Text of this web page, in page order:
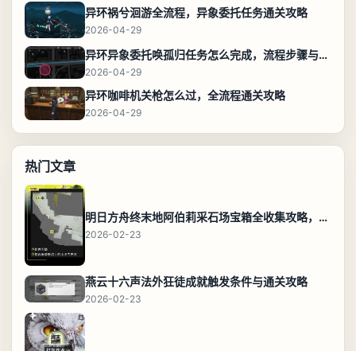
异环祸兮洄游全流程，异象委托任务通关攻略
2026-04-29
异环异象委托唤孤归任务怎么完成，流程步骤与位置攻略
2026-04-29
异环咖啡机关枪怎么过，全流程通关攻略
2026-04-29
热门文章
明日方舟终末地阿伯莉采石场宝箱全收集攻略，全点位分布图与路线
2026-02-23
燕云十六声法外狂徒成就触发条件与通关攻略
2026-02-23